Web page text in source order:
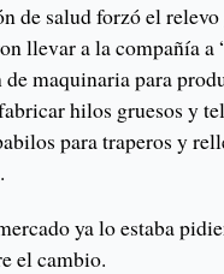
de salud forzó el
llevar a la compañía a
maquinaria para
hilos gruesos y
para traperos y
ya lo estaba
el cambio.